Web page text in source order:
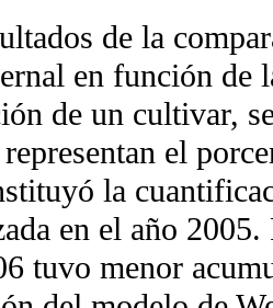
de la
en función de
de un cultivar,
el
la
en el año
tuvo menor